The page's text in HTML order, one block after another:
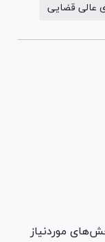
عالی قضایی
موردنیاز